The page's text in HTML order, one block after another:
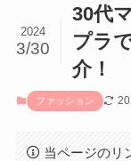
30代
プラ
介！
2024
3/30
ファッション
当ページのリ